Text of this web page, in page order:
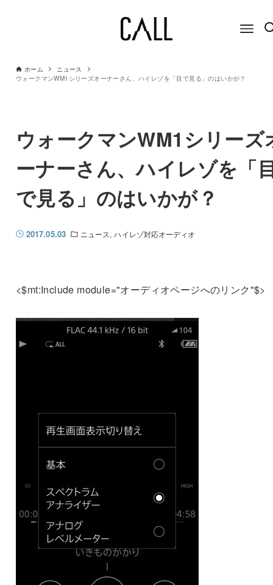
ホーム
ニュース
ウォークマンWM1シリーズオーナーさん、ハイレゾを「目で見る」のはいかが？
ウォークマンWM1シリーズ
ーナーさん、ハイレゾを「
で見る」のはいかが？
2017.05.03 ニュース ハイレゾ対応オーディオ
<$mt:Include module="オーディオページへのリンク"$>